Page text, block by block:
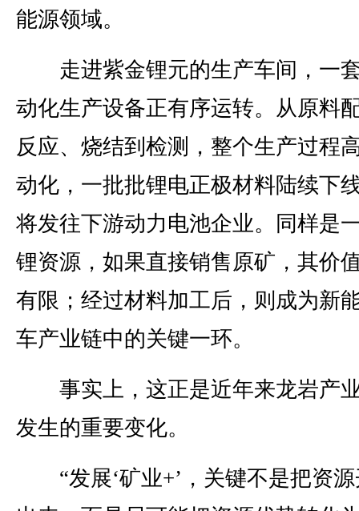
能源领域。
走进紫金锂元的生产车间，一
动化生产设备正有序运转。从原料
反应、烧结到检测，整个生产过程
动化，一批批锂电正极材料陆续下
将发往下游动力电池企业。同样是
锂资源，如果直接销售原矿，其价
有限；经过材料加工后，则成为新
车产业链中的关键一环。
事实上，这正是近年来龙岩产
发生的重要变化。
“发展‘矿业+’，关键不是把资源